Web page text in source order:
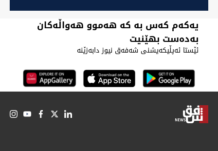
یەکەم کەس بە کە هەموو هەواڵەکان
بەدەست بهێنیت
ئێستا ئەپڵیکەیشنی شەفەق نیوز دابەزێنە